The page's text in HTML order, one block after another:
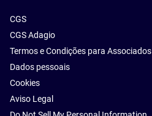
CGS
CGS Adagio
Termos e Condições para Associados
Dados pessoais
Cookies
Aviso Legal